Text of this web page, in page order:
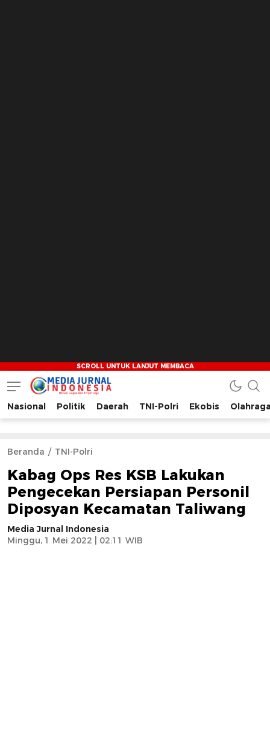
Media Jurnal Indonesia
Bersama Membangun Indonesia
Nasional Politik Daerah TNI-Polri Ekobis
Beranda TNI-Polri
Kabag Ops Res KSB Lakukan
Pengecekan Persiapan Personil
Diposyan Kecamatan Taliwang
Media Jurnal Indonesia
Minggu, 1 Mei 2022 | 02:11 WIB